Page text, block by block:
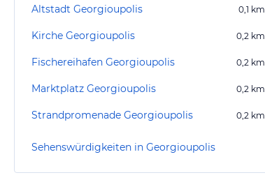
Altstadt Georgioupolis 0,1 km
Kirche Georgioupolis 0,2 km
Fischereihafen Georgioupolis 0,2 km
Marktplatz Georgioupolis 0,2 km
Strandpromenade Georgioupolis 0,2 km
Sehenswürdigkeiten in Georgioupolis